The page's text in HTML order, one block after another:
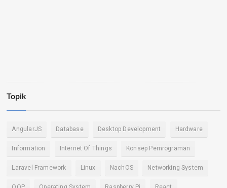
Topik
AngularJS Database Desktop Development Hardware
Information Internet Of Things Konsep Pemrograman
Laravel Framework Linux NachOS Networking System